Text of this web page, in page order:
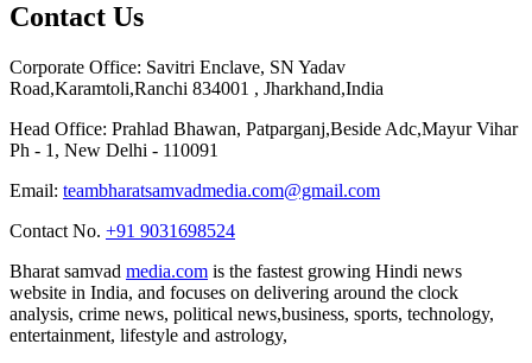
Contact Us
Corporate Office: Savitri Enclave, SN Yadav
Road,Karamtoli,Ranchi 834001 , Jharkhand,India
Head Office: Prahlad Bhawan, Patparganj,Beside Adc,Mayur Vihar
Ph - 1, New Delhi - 110091
Email: teambharatsamvadmedia.com@gmail.com
Contact No. ‪ +91 9031698524
Bharat samvad media.com is the fastest growing Hindi news
website in India, and focuses on delivering around the clock
analysis, crime news, political news,business, sports, technology,
entertainment, lifestyle and astrology,